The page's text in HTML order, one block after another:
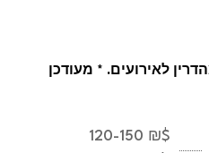
לאירועים. * מעודכן
$
₪ 120-150